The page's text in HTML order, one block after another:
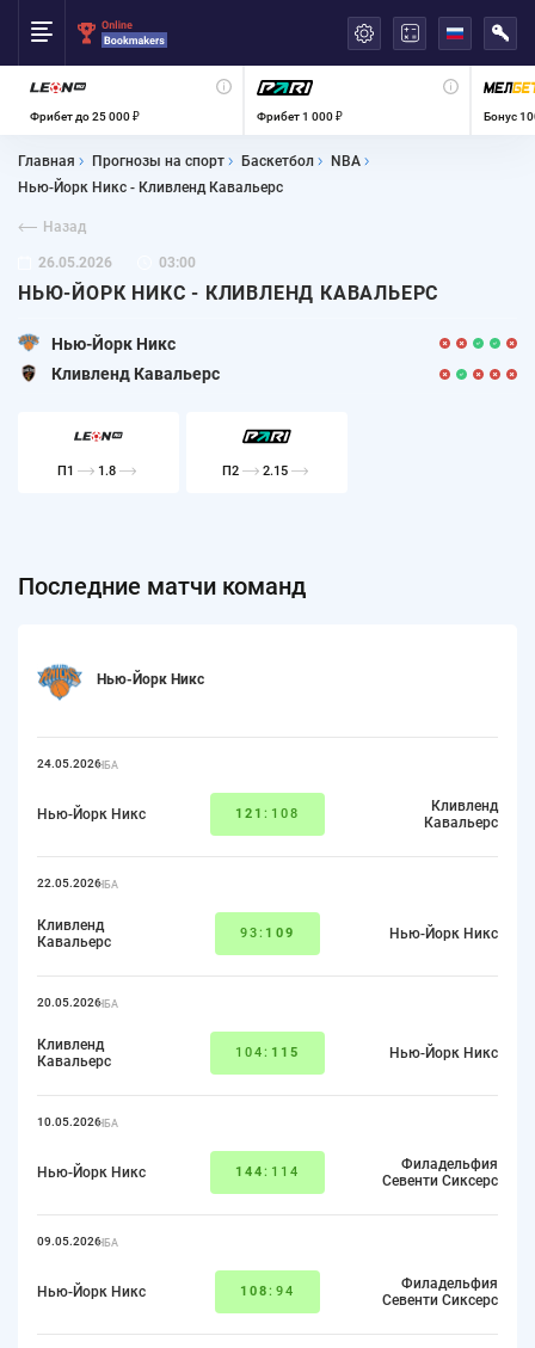
Фрибет до 25 000 ₽ Фрибет 1 000 ₽ Бонус
Главная Прогнозы на спорт Баскетбол
NBA
Нью-Йорк Никс - Кливленд Кавальерс
Назад
26.05.2026 03:00
НЬЮ-ЙОРК НИКС - КЛИВЛЕНД КАВАЛЬЕРС
Нью-Йорк Никс
Кливленд Кавальерс
П1 1.8 П2 2.15
Последние матчи команд
Нью-Йорк Никс
24.05.2026НБА
Нью-Йорк Никс 121:108
Кливленд
Кавальерс
22.05.2026НБА
Кливленд
Кавальерс
93: 109 Нью-Йорк Никс
20.05.2026НБА
Кливленд
Кавальерс
104: 115 Нью-Йорк Никс
10.05.2026НБА
Нью-Йорк Никс 144:114
Филадельфия
Севенти Сиксерс
09.05.2026НБА
Нью-Йорк Никс 108:94
Филадельфия
Севенти Сиксерс